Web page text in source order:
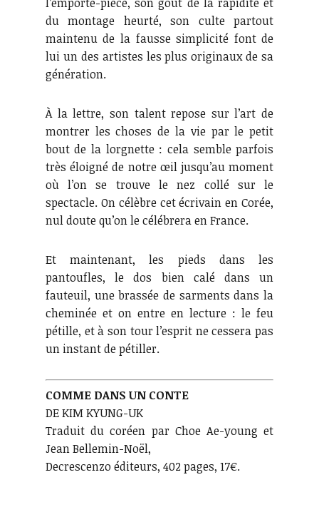
du montage heurté, son culte partout
maintenu de la fausse simplicité font de
lui un des artistes les plus originaux de sa
génération.
À la lettre, son talent repose sur l’art de
montrer les choses de la vie par le petit
bout de la lorgnette : cela semble parfois
très éloigné de notre œil jusqu’au moment
où l’on se trouve le nez collé sur le
spectacle. On célèbre cet écrivain en Corée,
nul doute qu’on le célébrera en France.
Et maintenant, les pieds dans les
pantoufles, le dos bien calé dans un
fauteuil, une brassée de sarments dans la
cheminée et on entre en lecture : le feu
pétille, et à son tour l’esprit ne cessera pas
un instant de pétiller.
COMME DANS UN CONTE
DE KIM KYUNG-UK
Traduit du coréen par Choe Ae-young et
Jean Bellemin-Noël,
Decrescenzo éditeurs, 402 pages, 17€.